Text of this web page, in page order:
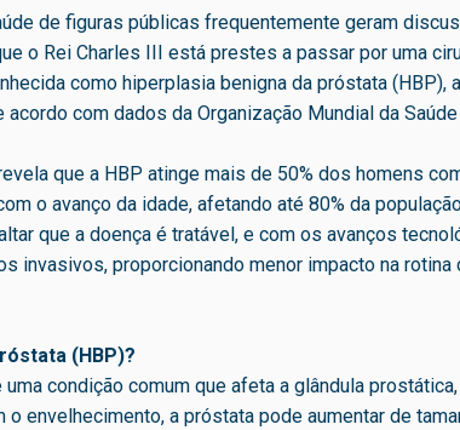
de figuras públicas frequentemente geram
o Rei Charles III está prestes a passar por uma
como hiperplasia benigna da próstata (HBP),
com dados da Organização Mundial da Saúde
que a HBP atinge mais de 50% dos homens
o avanço da idade, afetando até 80% da
que a doença é tratável, e com os avanços
invasivos, proporcionando menor impacto na rotina
(HBP)?
condição comum que afeta a glândula
envelhecimento, a próstata pode aumentar de